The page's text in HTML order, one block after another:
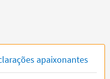
apaixonantes